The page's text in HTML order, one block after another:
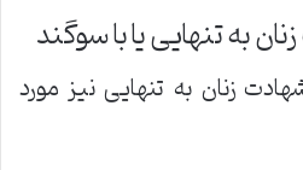
به تنهایی یا با سوگند
زنان به تنهایی نیز مورد